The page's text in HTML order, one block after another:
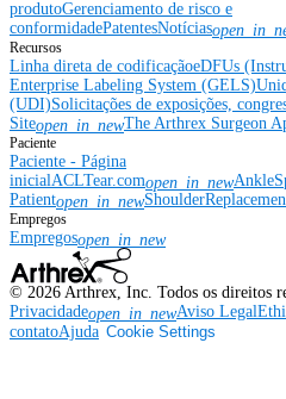
produtoGerenciamento de risco e
conformidadePatentesNotícias
Recursos
Linha direta de codificaçãoeDFUs
Enterprise Labeling System (GELS)
(UDI)Solicitações de exposições,
Siteopen_in_newThe Arthrex Surgeon
Paciente
Paciente - Página
inicial ACLTear.comopen_in_new
Patientopen_in_new
Empregos
Empregosopen_in_new
© 2026 Arthrex, Inc. Todos os direitos
Privacidadeopen_in_newAviso Legal
contatoAjuda Cookie Settings